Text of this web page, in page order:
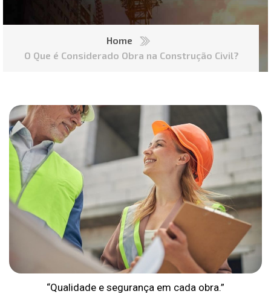
Home
O Que é Considerado Obra na Construção Civil?
“Qualidade e segurança em cada obra.”